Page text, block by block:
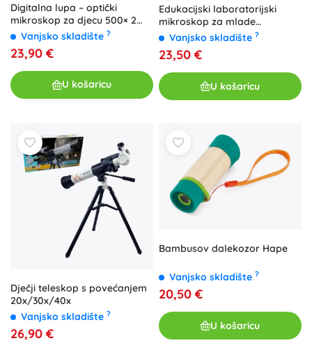
Digitalna lupa – optički
mikroskop za djecu 500× 2
MpxVanjsko skladište ?
23,90 €
U košaricu
Edukacijski laboratorijski
mikroskop za mlade
znanstvenike – Mikroskop
Vanjsko skladište ?
23,50 €
U košaricu
Dječji teleskop s povećanjem
20x/30x/40x
Vanjsko skladište ?
26,90 €
Bambusov dalekozor Hape
Vanjsko skladište ?
20,50 €
U košaricu